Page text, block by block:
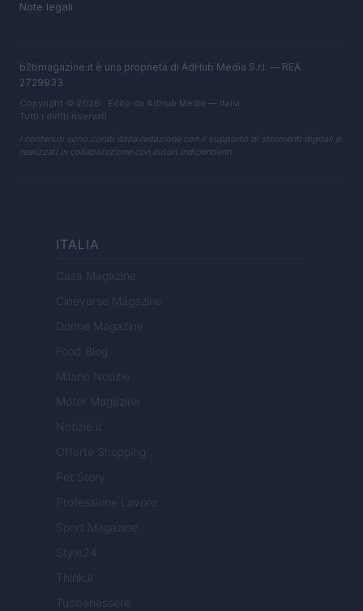
Note legali
b2bmagazine.it è una proprietà di AdHub Media S.r.l. — REA
2729933
Copyright © 2026 · Edito da AdHub Media — Italia
Tutti i diritti riservati
I contenuti sono curati dalla redazione con il supporto di strumenti digitali e
realizzati in collaborazione con autori indipendenti.
ITALIA
Casa Magazine
Cineverse Magazine
Donne Magazine
Food Blog
Milano Notizie
Motor Magazine
Notizie.it
Offerte Shopping
Pet Story
Professione Lavoro
Sport Magazine
Style24
Think.it
Tuobenessere